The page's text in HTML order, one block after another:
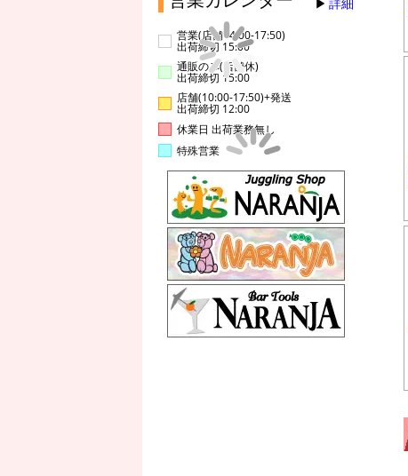
詳細
営業(店舗14:00-17:50)
出荷締切 15:00
通販のみ(店舗休)
出荷締切 15:00
店舗(10:00-17:50)+発送
出荷締切 12:00
休業日 出荷業務無し
特殊営業